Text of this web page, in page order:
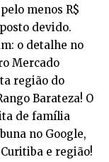
menos R$
devido.
o detalhe no
Mercado
região do
Barateza! O
de família
no Google,
e região!